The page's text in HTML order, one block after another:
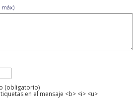
máx)
(obligatorio)
en el mensaje <b> <i> <u>